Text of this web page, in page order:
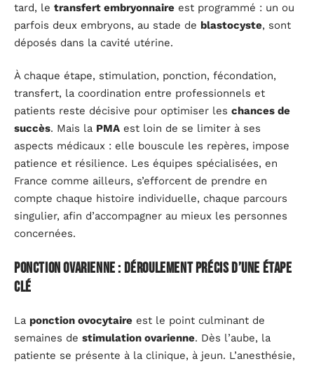
tard, le transfert embryonnaire est programmé : un ou
parfois deux embryons, au stade de blastocyste, sont
déposés dans la cavité utérine.
À chaque étape, stimulation, ponction, fécondation,
transfert, la coordination entre professionnels et
patients reste décisive pour optimiser les chances de
succès. Mais la PMA est loin de se limiter à ses
aspects médicaux : elle bouscule les repères, impose
patience et résilience. Les équipes spécialisées, en
France comme ailleurs, s’efforcent de prendre en
compte chaque histoire individuelle, chaque parcours
singulier, afin d’accompagner au mieux les personnes
concernées.
Ponction ovarienne : déroulement précis d’une étape
clé
La ponction ovocytaire est le point culminant de
semaines de stimulation ovarienne. Dès l’aube, la
patiente se présente à la clinique, à jeun. L’anesthésie,